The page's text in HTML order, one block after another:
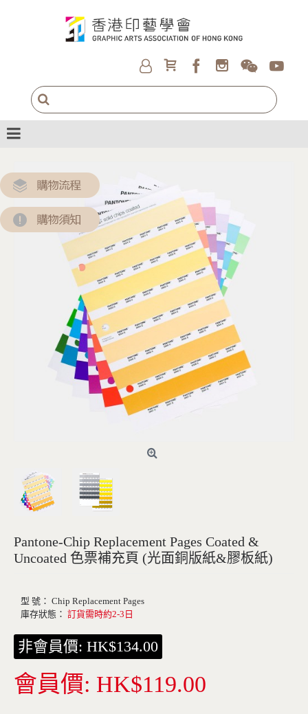
Pantone-Chip Replacement Pages Coated &
Uncoated 色票補充頁 (光面銅版紙&膠板紙)
型 號： Chip Replacement Pages
庫存狀態： 訂貨需時約2-3日
非會員價: HK$134.00
會員價: HK$119.00